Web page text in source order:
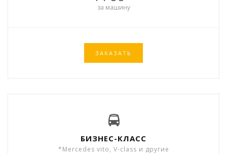
за машину
ЗАКАЗАТЬ
БИЗНЕС-КЛАСС
*Mercedes vito, V-class и другие